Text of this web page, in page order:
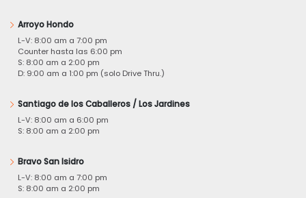
Arroyo Hondo
L-V: 8:00 am a 7:00 pm
Counter hasta las 6:00 pm
S: 8:00 am a 2:00 pm
D: 9:00 am a 1:00 pm (solo Drive Thru.)
Santiago de los Caballeros / Los Jardines
L-V: 8:00 am a 6:00 pm
S: 8:00 am a 2:00 pm
Bravo San Isidro
L-V: 8:00 am a 7:00 pm
S: 8:00 am a 2:00 pm